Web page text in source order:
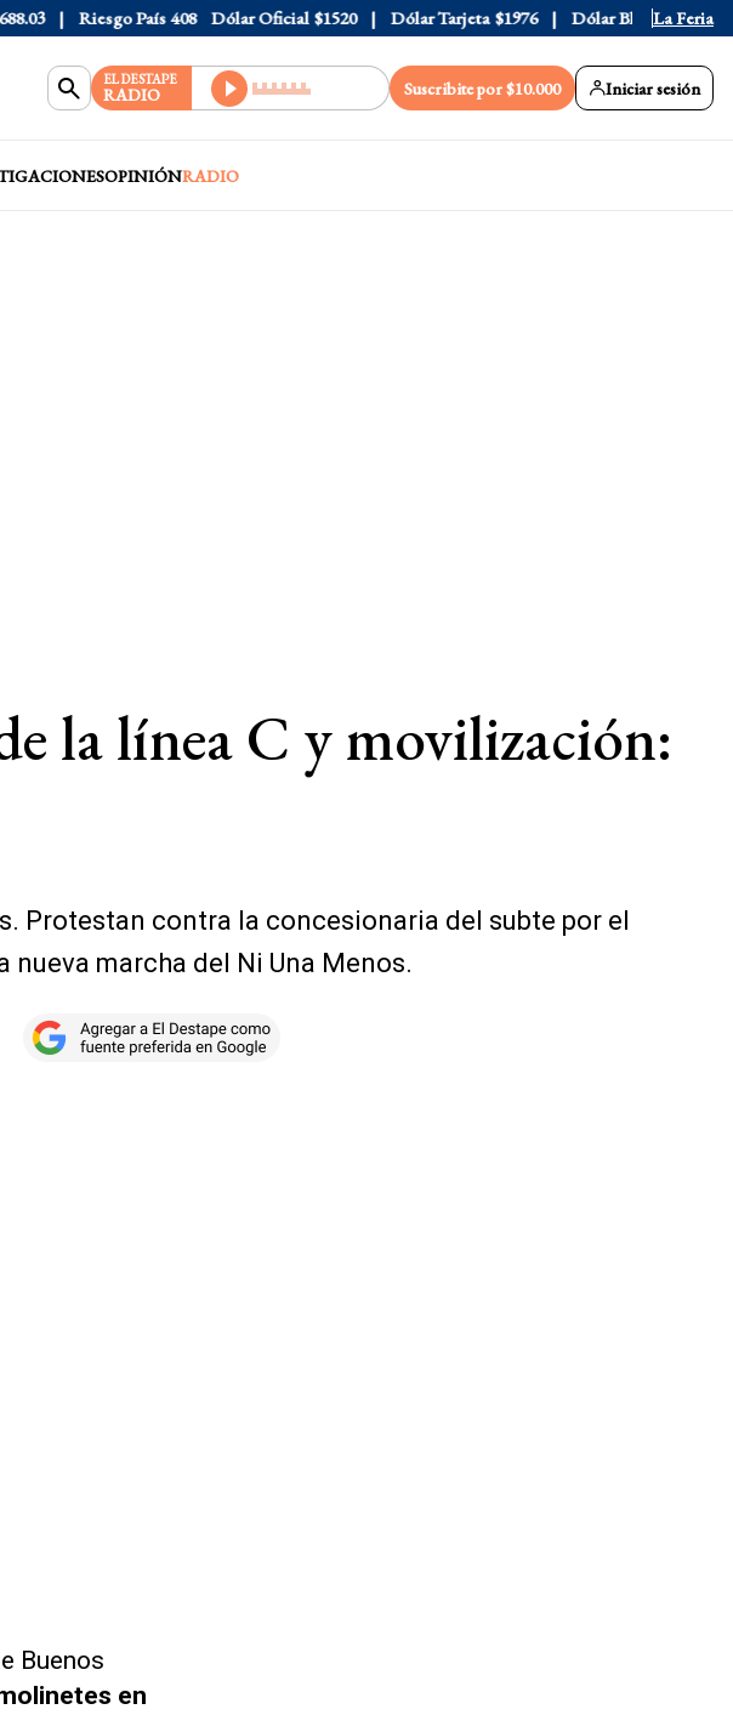
Riesgo País 408 Dólar Oficial $1520 Dólar Tarjeta $1976 Dólar Blue $1530La Feria
EL DESTAPE
RADIO Suscribite por $10.000 Iniciar sesión
OPINIÓNRADIO
la línea C y movilización:
Protestan contra la concesionaria del subte por el
marcha del Ni Una Menos.
Buenos
en